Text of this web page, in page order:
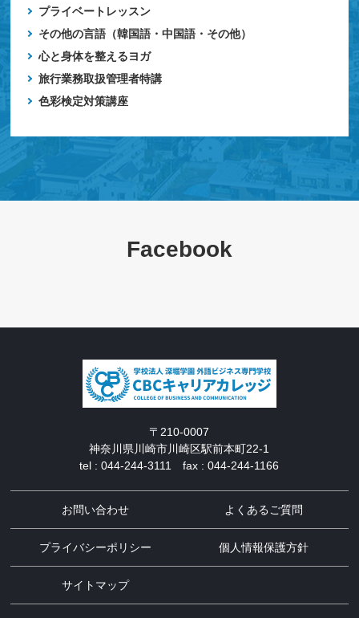
プライベートレッスン
その他の言語（韓国語・中国語・その他）
心と身体を整えるヨガ
旅行業務取扱管理者特講
色彩検定対策講座
Facebook
〒210-0007
神奈川県川崎市川崎区駅前本町22-1
tel : 044-244-3111 fax : 044-244-1166
お問い合わせ よくあるご質問
プライバシーポリシー 個人情報保護方針
サイトマップ